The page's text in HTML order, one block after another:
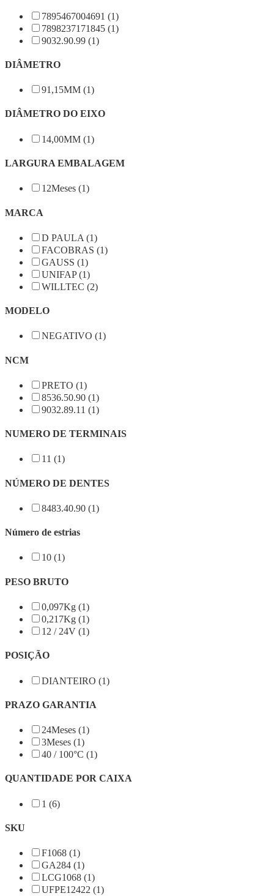
7895467004691 (1)
7898237171845 (1)
9032.90.99 (1)
DIÂMETRO
91,15MM (1)
DIÂMETRO DO EIXO
14,00MM (1)
LARGURA EMBALAGEM
12Meses (1)
MARCA
D PAULA (1)
FACOBRAS (1)
GAUSS (1)
UNIFAP (1)
WILLTEC (2)
MODELO
NEGATIVO (1)
NCM
PRETO (1)
8536.50.90 (1)
9032.89.11 (1)
NUMERO DE TERMINAIS
11 (1)
NÚMERO DE DENTES
8483.40.90 (1)
Número de estrias
10 (1)
PESO BRUTO
0,097Kg (1)
0,217Kg (1)
12 / 24V (1)
POSIÇÃO
DIANTEIRO (1)
PRAZO GARANTIA
24Meses (1)
3Meses (1)
40 / 100°C (1)
QUANTIDADE POR CAIXA
1 (6)
SKU
F1068 (1)
GA284 (1)
LCG1068 (1)
UFPE12422 (1)